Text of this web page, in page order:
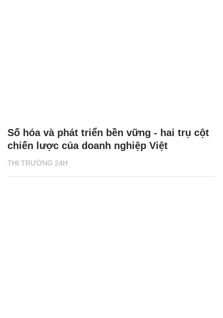
THỊ TRƯỜNG 24H
Số hóa và phát triển bền vững - hai trụ cột
chiến lược của doanh nghiệp Việt